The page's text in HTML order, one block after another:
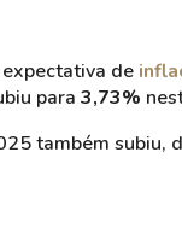
de
para 3,73%
também subiu,